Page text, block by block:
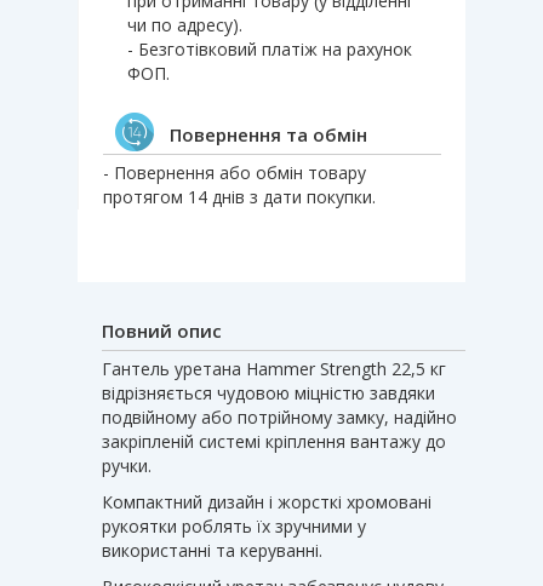
чи по адресу).
- Безготівковий платіж на рахунок
ФОП.
Повернення та обмін
- Повернення або обмін товару
протягом 14 днів з дати покупки.
Повний опис
Гантель уретана Hammer Strength 22,5 кг
відрізняється чудовою міцністю завдяки
подвійному або потрійному замку, надійно
закріпленій системі кріплення вантажу до
ручки.
Компактний дизайн і жорсткі хромовані
рукоятки роблять їх зручними у
використанні та керуванні.